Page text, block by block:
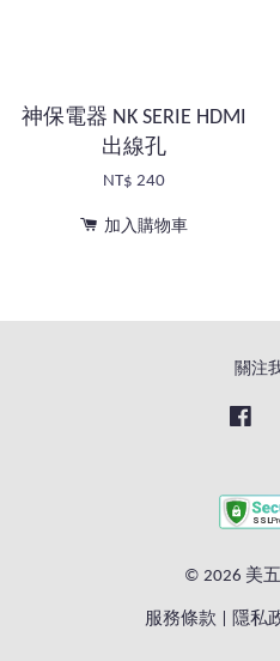
神保電器 NK SERIE HDMI
出線孔
NT$ 240
加入購物車
關注
© 2026 美
服務條款 隱私